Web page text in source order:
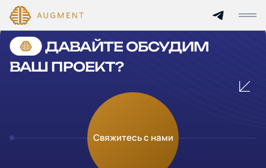
Главная
Технологии и цены
Cannot find 'services' template with page 'detail'
ДАВАЙТЕ ОБСУДИМ
ВАШ ПРОЕКТ?
Свяжитесь с нами
Оставьте заявку
Заполните и отправьте данные и мы свяжемся с вами в
течение рабочего дня